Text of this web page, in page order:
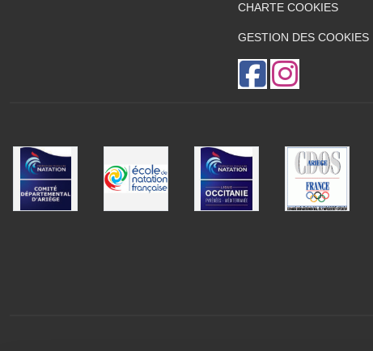
CHARTE COOKIES
GESTION DES COOKIES